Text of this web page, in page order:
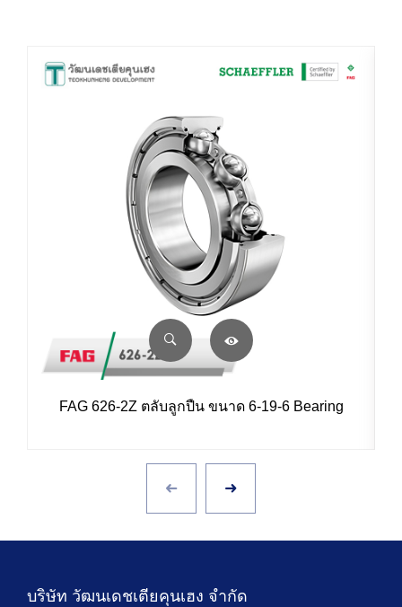
FAG 626-2Z ตลับลูกปืน ขนาด 6-19-6 Bearing
บริษัท วัฒนเดชเตียคุนเฮง จำกัด